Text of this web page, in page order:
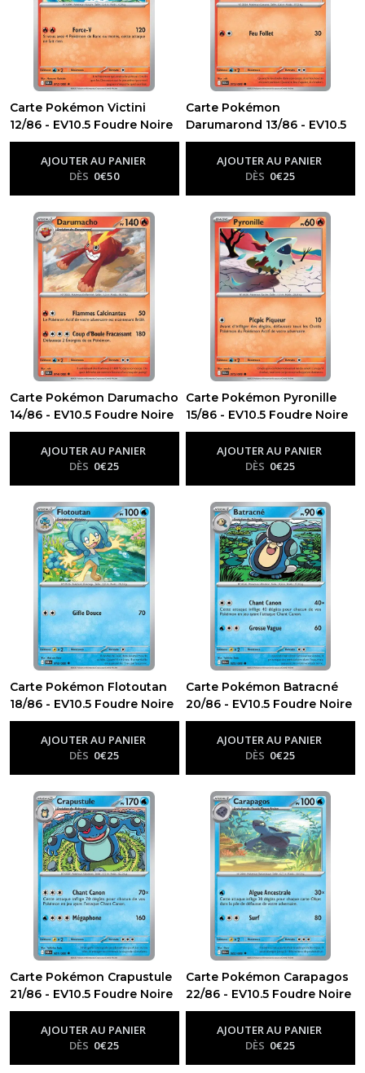
Carte Pokémon Victini
12/86 - EV10.5 Foudre Noire
-Ev10.5 - Foudre Noire
AJOUTER AU PANIER
DÈS 0€50
Carte Pokémon
Darumarond 13/86 - EV10.5
Foudre Noire-Ev10.5 - Foudre
AJOUTER AU PANIER
DÈS 0€25
Carte Pokémon Darumacho
14/86 - EV10.5 Foudre Noire
-Ev10.5 - Foudre Noire
AJOUTER AU PANIER
DÈS 0€25
Carte Pokémon Pyronille
15/86 - EV10.5 Foudre Noire
-Ev10.5 - Foudre Noire
AJOUTER AU PANIER
DÈS 0€25
Carte Pokémon Flotoutan
18/86 - EV10.5 Foudre Noire
-Ev10.5 - Foudre Noire
AJOUTER AU PANIER
DÈS 0€25
Carte Pokémon Batracné
20/86 - EV10.5 Foudre Noire
-Ev10.5 - Foudre Noire
AJOUTER AU PANIER
DÈS 0€25
Carte Pokémon Crapustule
21/86 - EV10.5 Foudre Noire
-Ev10.5 - Foudre Noire
AJOUTER AU PANIER
DÈS 0€25
Carte Pokémon Carapagos
22/86 - EV10.5 Foudre Noire
-Ev10.5 - Foudre Noire
AJOUTER AU PANIER
DÈS 0€25